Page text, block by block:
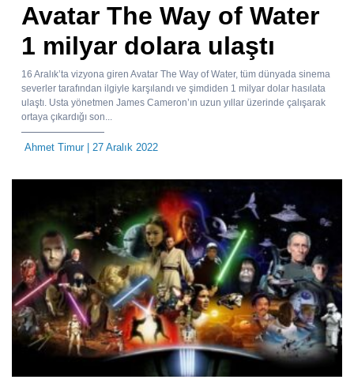
Avatar The Way of Water
1 milyar dolara ulaştı
16 Aralık’ta vizyona giren Avatar The Way of Water, tüm dünyada sinema
severler tarafından ilgiyle karşılandı ve şimdiden 1 milyar dolar hasılata
ulaştı. Usta yönetmen James Cameron’ın uzun yıllar üzerinde çalışarak
ortaya çıkardığı son...
Ahmet Timur| 27 Aralık 2022